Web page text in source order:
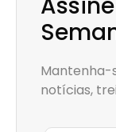
Mantenha-
notícias,